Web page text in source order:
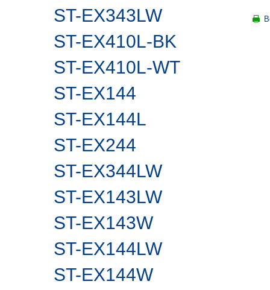
ST-EX343LW
ST-EX410L-BK
ST-EX410L-WT
ST-EX144
ST-EX144L
ST-EX244
ST-EX344LW
ST-EX143LW
ST-EX143W
ST-EX144LW
ST-EX144W